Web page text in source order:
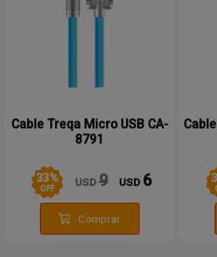
Cable Treqa Micro USB CA-
8791
33%
OFF USD9 USD 6
Comprar